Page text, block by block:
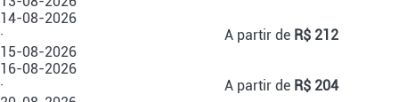
14-08-2026
·
15-08-2026
A partir de R$ 212
16-08-2026
·
A partir de R$ 204